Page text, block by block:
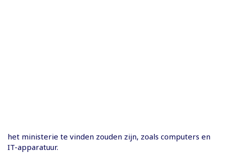
het ministerie te vinden zouden zijn, zoals computers en
IT-apparatuur.